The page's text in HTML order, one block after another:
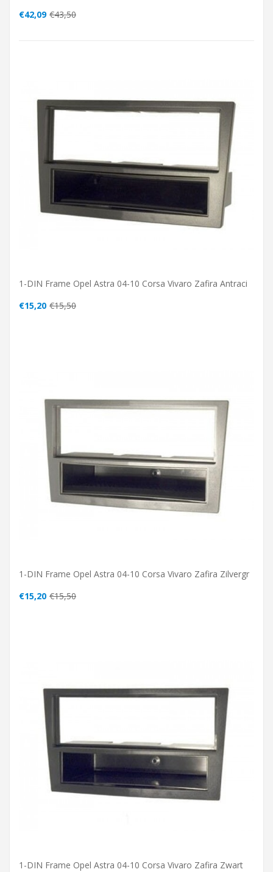
€42,09 €43,50
1-DIN Frame Opel Astra 04-10 Corsa Vivaro Zafira Antraci
€15,20 €15,50
1-DIN Frame Opel Astra 04-10 Corsa Vivaro Zafira Zilvergr
€15,20 €15,50
1-DIN Frame Opel Astra 04-10 Corsa Vivaro Zafira Zwart